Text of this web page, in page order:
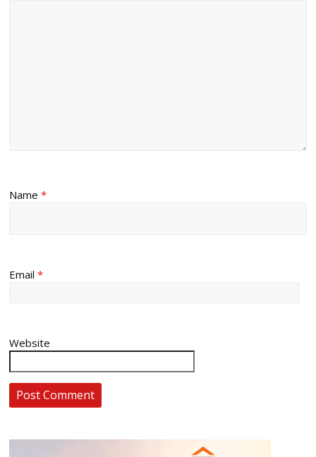
Name*
Email*
Website